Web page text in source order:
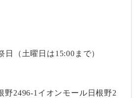
日（土曜日は15:00まで）
野2496-1イオンモール日根野2